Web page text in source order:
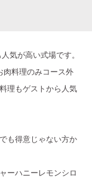
気が高い式場です。
肉料理のみコース外
理もゲストから人気
も得意じゃない方か
ーハニーレモンシロ